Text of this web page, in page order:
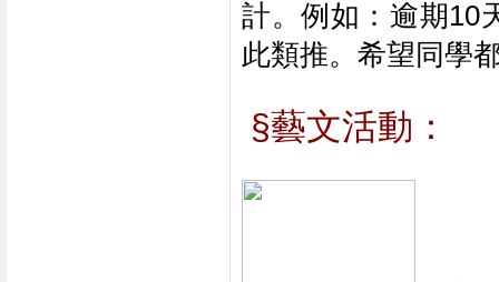
計。例如：逾期
此類推。希望同學
§藝文活動：